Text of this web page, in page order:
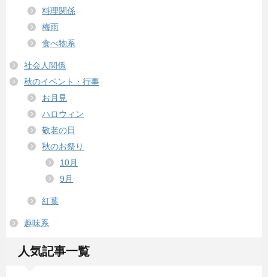
料理関係
梅雨
食べ物系
社会人関係
秋のイベント・行事
お月見
ハロウィン
敬老の日
秋のお祭り
10月
9月
紅葉
趣味系
人気記事一覧